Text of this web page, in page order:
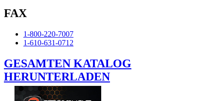
FAX
1-800-220-7007
1-610-631-0712
GESAMTEN KATALOG
HERUNTERLADEN